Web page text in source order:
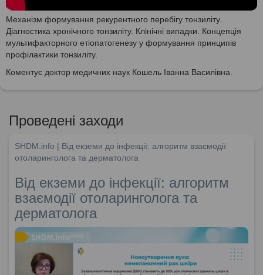
Механізм формування рекурентного перебігу тонзиліту.
Діагностика хронічного тонзиліту. Клінічні випадки. Концепція
мультифакторного етіопатогенезу у формування принципів
профілактики тонзиліту.
Коментує доктор медичних наук Кошель Іванна Василівна.
Проведені заходи
SHDM.info | Від екземи до інфекції: алгоритм взаємодії
отоларинголога та дерматолога
Від екземи до інфекції: алгоритм
взаємодії отоларинголога та
дерматолога